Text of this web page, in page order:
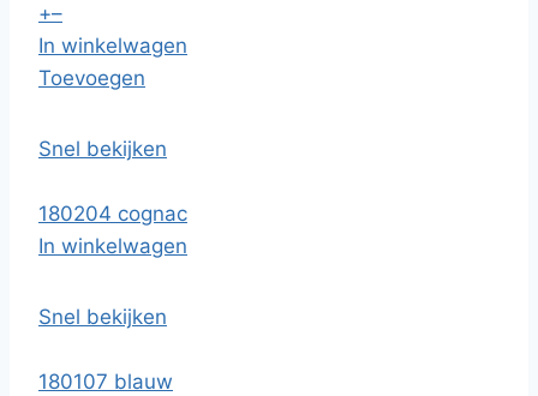
+–
In winkelwagen
Toevoegen
Snel bekijken
180204 cognac
In winkelwagen
Snel bekijken
180107 blauw